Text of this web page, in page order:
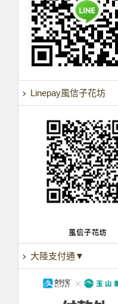
Linepay風信子花坊
大陸支付通▼